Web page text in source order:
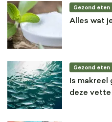
Gezond eten
Alles wat
Gezond eten
Is makreel
deze